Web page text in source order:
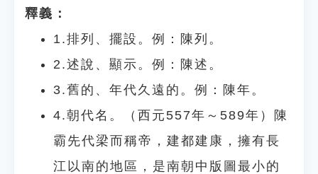
釋義：
1.排列、擺設。例：陳列。
2.述說、顯示。例：陳述。
3.舊的、年代久遠的。例：陳年。
4.朝代名。（西元557年～589年）陳
霸先代梁而稱帝，建都建康，擁有長
江以南的地區，是南朝中版圖最小的